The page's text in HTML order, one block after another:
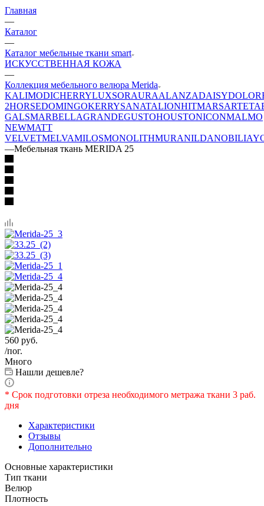
Главная
—
Каталог
—
Каталог мебельные ткани smart
ИСКУССТВЕННАЯ КОЖА
—
Коллекция мебельного велюра Merida
KALIMODICHERRYLUXSORAURAALANZADAISY
2HORSEDOMINGOKERRYSANATALIONHITMARSARTE
GALSMARBELLAGRANDEGUSTOHOUSTONICONMALMO
NEWMATT
VELVETMELVAMILOSMONOLITHMURANILDANOBILIA
—Мебельная ткань MERIDA 25
560 руб.
/пог.
Много
Нашли дешевле?
* Срок подготовки отреза необходимого метража ткани 3 раб.
дня
Характеристики
Отзывы
Дополнительно
Основные характеристики
Тип ткани
Велюр
Плотность